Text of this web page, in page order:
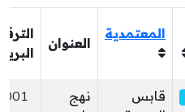
المعتمدية
العنوان
قابس
نهج